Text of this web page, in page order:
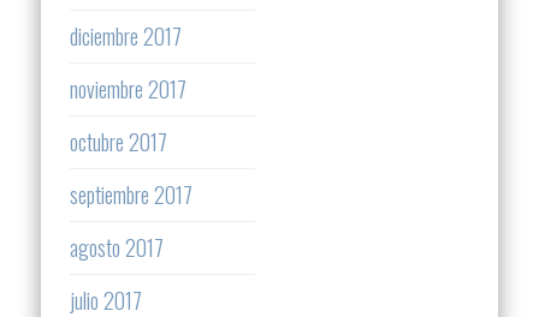
diciembre 2017
noviembre 2017
octubre 2017
septiembre 2017
agosto 2017
julio 2017